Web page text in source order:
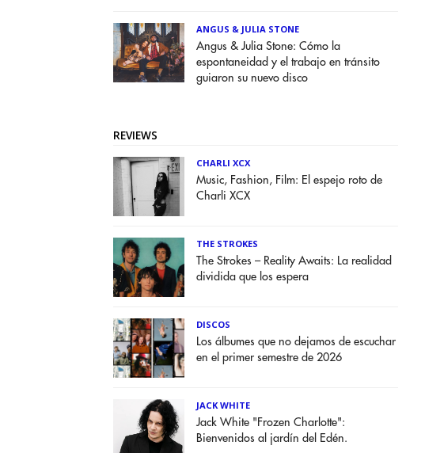
ANGUS & JULIA STONE
Angus & Julia Stone: Cómo la
espontaneidad y el trabajo en tránsito
guiaron su nuevo disco
REVIEWS
CHARLI XCX
Music, Fashion, Film: El espejo roto de
Charli XCX
THE STROKES
The Strokes – Reality Awaits: La realidad
dividida que los espera
DISCOS
Los álbumes que no dejamos de escuchar
en el primer semestre de 2026
JACK WHITE
Jack White "Frozen Charlotte":
Bienvenidos al jardín del Edén.